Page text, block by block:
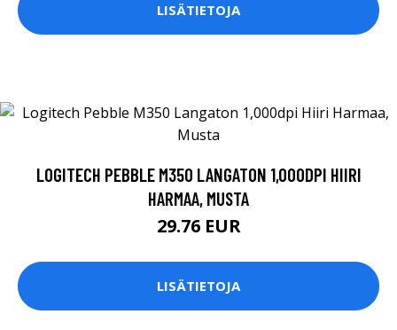
LISÄTIETOJA
LOGITECH PEBBLE M350 LANGATON 1,000DPI HIIRI
HARMAA, MUSTA
29.76 EUR
LISÄTIETOJA